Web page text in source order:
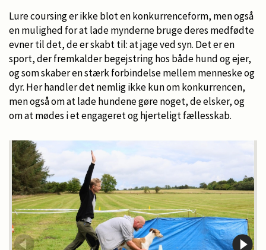
Lure coursing er ikke blot en konkurrenceform, men også
en mulighed for at lade mynderne bruge deres medfødte
evner til det, de er skabt til: at jage ved syn. Det er en
sport, der fremkalder begejstring hos både hund og ejer,
og som skaber en stærk forbindelse mellem menneske og
dyr. Her handler det nemlig ikke kun om konkurrencen,
men også om at lade hundene gøre noget, de elsker, og
om at mødes i et engageret og hjerteligt fællesskab.